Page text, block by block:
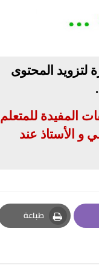
لتزويد المحتوى
.
المفيدة للمتعلم
و الأستاذ عند
طباعة
Print